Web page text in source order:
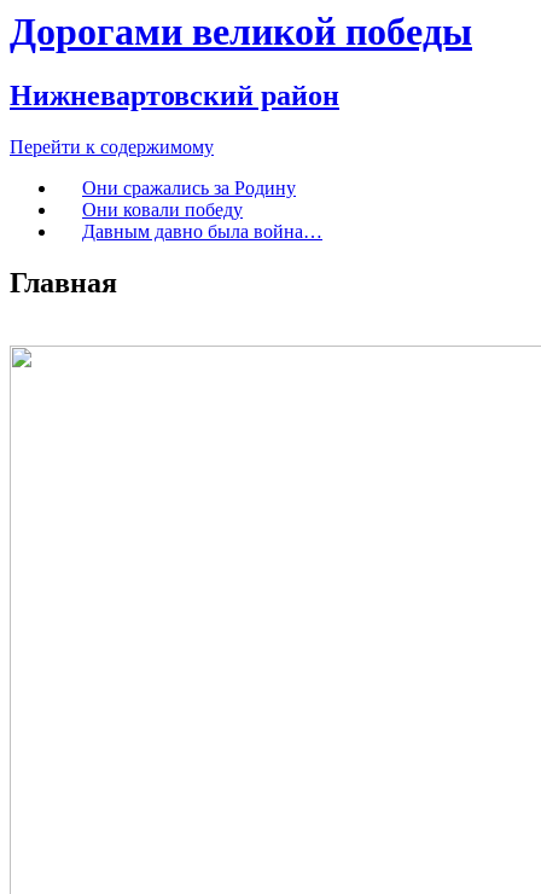
Дорогами великой победы
Нижневартовский район
Перейти к содержимому
Они сражались за Родину
Они ковали победу
Давным давно была война…
Главная